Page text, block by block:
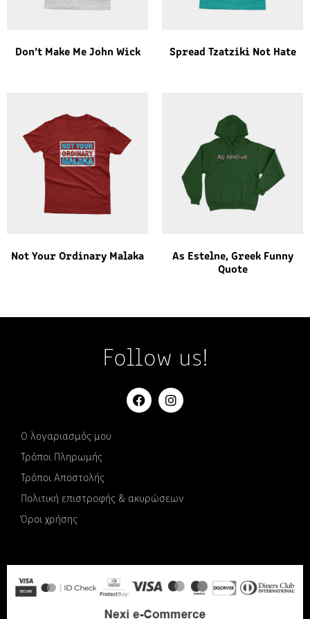
Don’t Make Me John Wick Spread Tzatziki Not Hate
Not Your Ordinary Malaka
As Estelne, Greek Funny
Quote
Follow us!
Ο λογαριασμός μου
Τρόποι Πληρωμής
Τρόποι Αποστολής
Πολιτική επιστροφής & ακυρώσεων
Όροι χρήσης